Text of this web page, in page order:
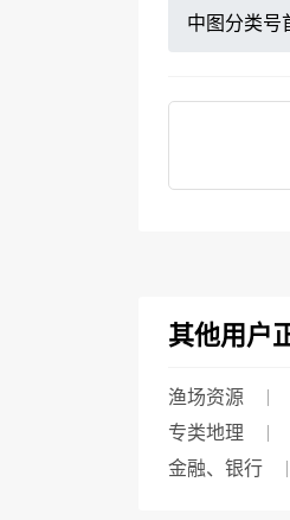
中图分类号
其他用户
渔场资源
专类地理
金融、银行